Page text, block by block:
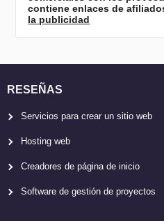
contiene enlaces de
la publicidad
RESEÑAS
Servicios para crear un sitio web
Hosting web
Creadores de página de inicio
Software de gestión de proyectos